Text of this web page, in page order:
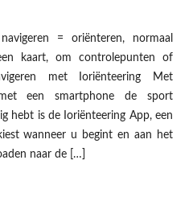
= oriënteren, normaal
kaart, om controlepunten of
met Ioriënteering Met
een smartphone de sport
hebt is de Ioriënteering App, een
wanneer u begint en aan het
naar de […]